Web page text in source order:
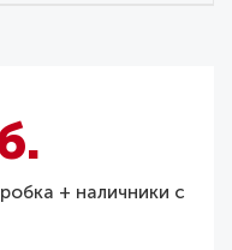
+ наличники с